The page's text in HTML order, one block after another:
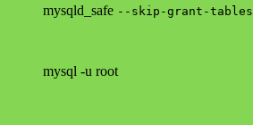
mysqld_safe --skip-grant-tables
mysql -u root